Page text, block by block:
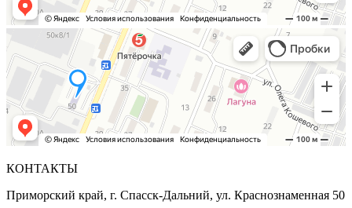
КОНТАКТЫ
Приморский край, г. Спасск-Дальний, ул. Краснознаменная 50